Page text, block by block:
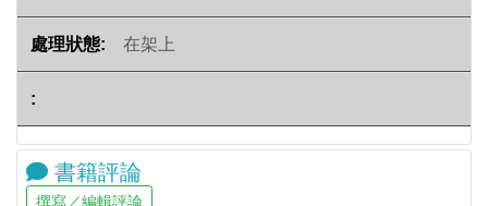
在架上
書籍評論